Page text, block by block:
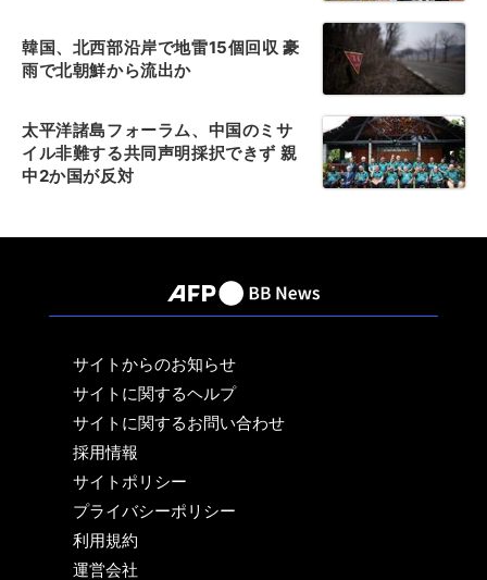
韓国、北西部沿岸で地雷15個回収 豪
雨で北朝鮮から流出か
太平洋諸島フォーラム、中国のミサ
イル非難する共同声明採択できず 親
中2か国が反対
サイトからのお知らせ
サイトに関するヘルプ
サイトに関するお問い合わせ
採用情報
サイトポリシー
プライバシーポリシー
利用規約
運営会社